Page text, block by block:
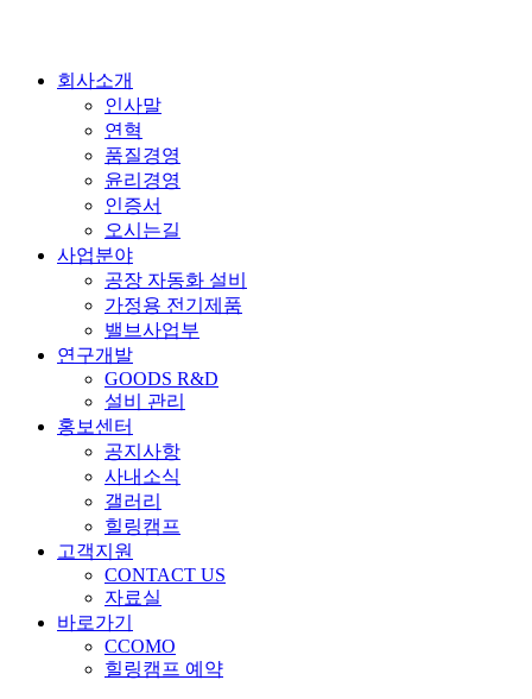
Close
회사소개
인사말
연혁
품질경영
윤리경영
인증서
오시는길
사업분야
공장 자동화 설비
가정용 전기제품
밸브사업부
연구개발
GOODS R&D
설비 관리
홍보센터
공지사항
사내소식
갤러리
힐링캠프
고객지원
CONTACT US
자료실
바로가기
CCOMO
힐링캠프 예약